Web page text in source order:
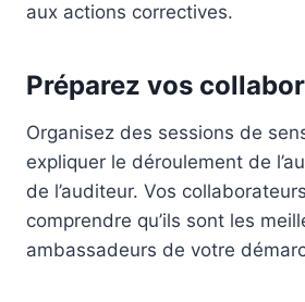
aux actions correctives.
Préparez vos
Organisez des sessions de
expliquer le déroulement de
de l’auditeur. Vos
comprendre qu’ils sont les
ambassadeurs de votre